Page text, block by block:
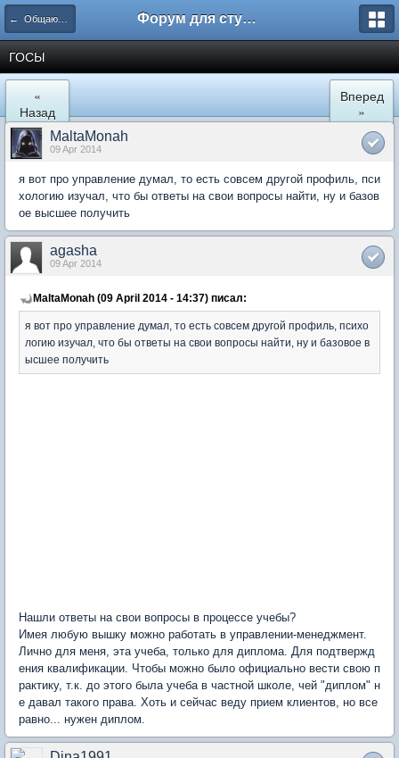
← Общаются психологи Форум для студента СГА
ГОСЫ
«
Назад
Вперед
»
MaltaMonah
09 Apr 2014
я вот про управление думал, то есть совсем другой профиль, пси
хологию изучал, что бы ответы на свои вопросы найти, ну и базов
ое высшее получить
agasha
09 Apr 2014
MaltaMonah (09 April 2014 - 14:37) писал:
я вот про управление думал, то есть совсем другой профиль, психо
логию изучал, что бы ответы на свои вопросы найти, ну и базовое в
ысшее получить
Нашли ответы на свои вопросы в процессе учебы?
Имея любую вышку можно работать в управлении-менеджмент.
Лично для меня, эта учеба, только для диплома. Для подтвержд
ения квалификации. Чтобы можно было официально вести свою п
рактику, т.к. до этого была учеба в частной школе, чей "диплом" н
е давал такого права. Хоть и сейчас веду прием клиентов, но все
равно... нужен диплом.